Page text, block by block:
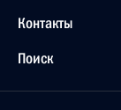
Контакты
Поиск